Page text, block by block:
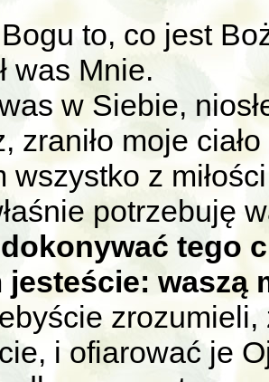
to, co jest
was Mnie.
w Siebie,
zraniło moje
wszystko z
potrzebuję
tego
jesteście: waszą
i ofiarować je